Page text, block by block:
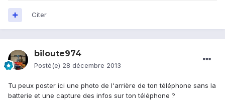
Citer
biloute974
Posté(e) 28 décembre 2013
Tu peux poster ici une photo de l'arrière de ton téléphone sans la
batterie et une capture des infos sur ton téléphone ?